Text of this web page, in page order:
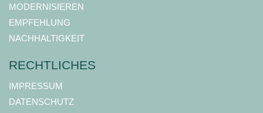
MODERNISIEREN
EMPFEHLUNG
NACHHALTIGKEIT
RECHTLICHES
IMPRESSUM
DATENSCHUTZ